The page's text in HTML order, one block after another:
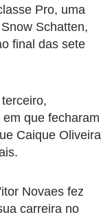
Pro, uma
Schatten,
final das sete
que fecharam
Caique Oliveira
Novaes fez
carreira no